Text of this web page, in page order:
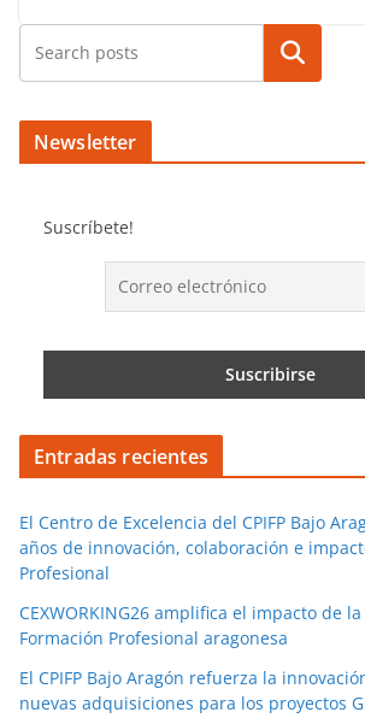
Buscar
Newsletter
Suscríbete!
Entradas recientes
El Centro de Excelencia del CPIFP Bajo
años de innovación, colaboración e
Profesional
CEXWORKING26 amplifica el impacto de
Formación Profesional aragonesa
El CPIFP Bajo Aragón refuerza la
nuevas adquisiciones para los proyectos